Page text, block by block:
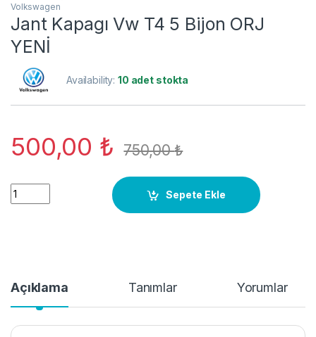
Volkswagen
Jant Kapagı Vw T4 5 Bijon ORJ
YENİ
Availability:10 adet stokta
500,00 ₺ 750,00₺
Jant Kapagı Vw T4 5 Bijon ORJ YENİ quantity
Sepete Ekle
Açıklama Tanımlar Yorumlar